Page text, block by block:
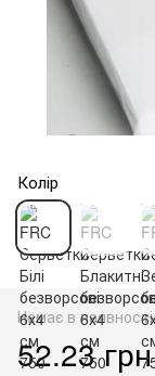
Колір
Немає в наявності
52.23 грн